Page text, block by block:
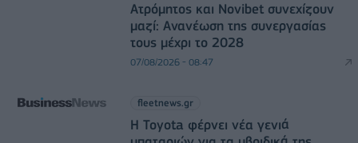
Ατρόμητος και Novibet συνεχίζουν
μαζί: Ανανέωση της συνεργασίας
τους μέχρι το 2028
07/08/2026 - 08:47
fleetnews.gr
Η Toyota φέρνει νέα γενιά